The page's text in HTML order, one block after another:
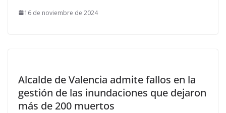
16 de noviembre de 2024
Alcalde de Valencia admite fallos en la
gestión de las inundaciones que dejaron
más de 200 muertos